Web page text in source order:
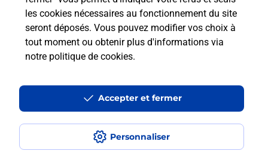
les cookies nécessaires au fonctionnement du site
seront déposés. Vous pouvez modifier vos choix à
tout moment ou obtenir plus d'informations via
notre politique de cookies.
Personnaliser
Accepter et fermer
Indre - téléassistance
Tournon St Martin - téléassistance
Accessibilité : partiellement conforme
Conditions contractuelles
Mentions légales